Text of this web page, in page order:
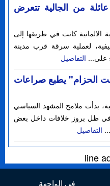
من الجالية تتعرض
كانت في طريقها إلى
لعملية سرقة قرب مدينة
على... التفاصيل
الحزام" يطبع صراعات
بدأت ملامح المشهد السياسي
في ظل بروز خلافات داخل بعض
التفاصيل
في الواجهة